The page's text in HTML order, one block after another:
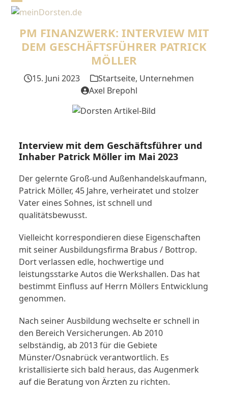
Skip
content
Open
mobile
menu
Close
mobile
menu
PM FINANZWERK: INTERVIEW MIT
DEM GESCHÄFTSFÜHRER PATRICK
MÖLLER
15. Juni 2023 Startseite, Unternehmen
Axel Brepohl
Interview mit dem Geschäftsführer und
Inhaber Patrick Möller im Mai 2023
Der gelernte Groß-und Außenhandelskaufmann,
Patrick Möller, 45 Jahre, verheiratet und stolzer
Vater eines Sohnes, ist schnell und
qualitätsbewusst.
Vielleicht korrespondieren diese Eigenschaften
mit seiner Ausbildungsfirma Brabus / Bottrop.
Dort verlassen edle, hochwertige und
leistungsstarke Autos die Werkshallen. Das hat
bestimmt Einfluss auf Herrn Möllers Entwicklung
genommen.
Nach seiner Ausbildung wechselte er schnell in
den Bereich Versicherungen. Ab 2010
selbständig, ab 2013 für die Gebiete
Münster/Osnabrück verantwortlich. Es
kristallisierte sich bald heraus, das Augenmerk
auf die Beratung von Ärzten zu richten.